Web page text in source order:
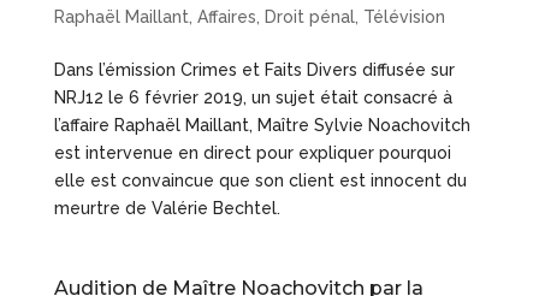
Raphaël Maillant Affaires Droit pénal, Télévision
Dans l’émission Crimes et Faits Divers diffusée sur
NRJ12 le 6 février 2019, un sujet était consacré à
l’affaire Raphaël Maillant, Maître Sylvie Noachovitch
est intervenue en direct pour expliquer pourquoi
elle est convaincue que son client est innocent du
meurtre de Valérie Bechtel.
Audition de Maître Noachovitch par la